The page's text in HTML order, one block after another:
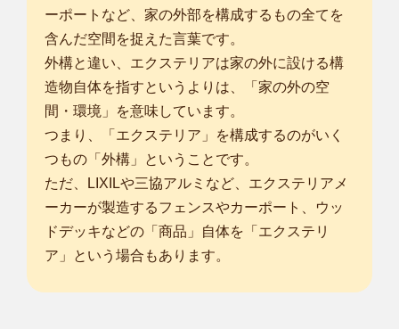
ーポートなど、家の外部を構成するもの全てを
含んだ空間を捉えた言葉です。
外構と違い、エクステリアは家の外に設ける構
造物自体を指すというよりは、「家の外の空
間・環境」を意味しています。
つまり、「エクステリア」を構成するのがいく
つもの「外構」ということです。
ただ、LIXILや三協アルミなど、エクステリアメ
ーカーが製造するフェンスやカーポート、ウッ
ドデッキなどの「商品」自体を「エクステリ
ア」という場合もあります。